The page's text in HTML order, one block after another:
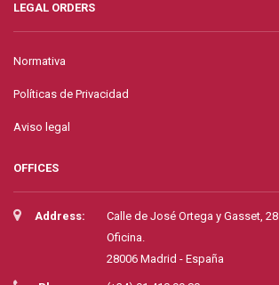
LEGAL ORDERS
Normativa
Políticas de Privacidad
Aviso legal
OFFICES
Address:
Calle de José Ortega y Gasset, 28
Oficina.
28006 Madrid - España